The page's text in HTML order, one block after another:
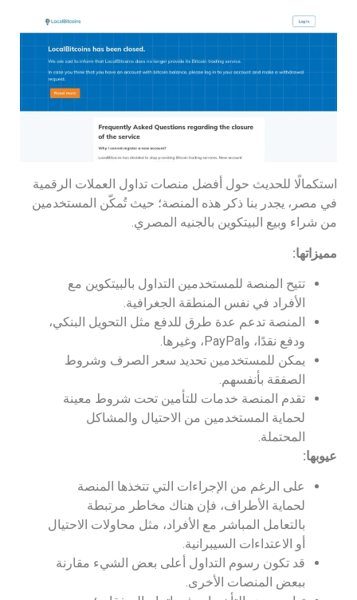
استكمالًا للحديث حول أفضل منصات تداول العملات الرقمية
في مصر، يجدر بنا ذكر هذه المنصة؛ حيث تُمكّن المستخدمين
من شراء وبيع البيتكوين بالجنيه المصري.
مميزاتها:
تتيح المنصة للمستخدمين التداول بالبيتكوين مع
الأفراد في نفس المنطقة الجغرافية.
المنصة تدعم عدة طرق للدفع مثل التحويل البنكي،
ودفع نقدًا، وPayPal، وغيرها.
يمكن للمستخدمين تحديد سعر الصرف وشروط
الصفقة بأنفسهم.
تقدم المنصة خدمات للتأمين تحت شروط معينة
لحماية المستخدمين من الاحتيال والمشاكل
المحتملة.
عيوبها:
على الرغم من الإجراءات التي تتخذها المنصة
لحماية الأطراف، فإن هناك مخاطر مرتبطة
بالتعامل المباشر مع الأفراد، مثل محاولات الاحتيال
أو الاعتداءات السيبرانية.
قد تكون رسوم التداول أعلى بعض الشيء مقارنة
ببعض المنصات الأخرى.